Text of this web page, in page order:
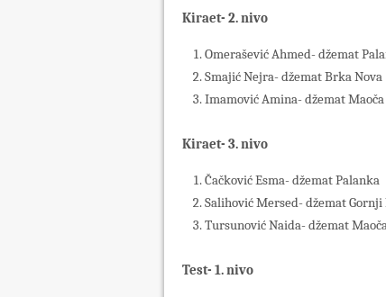
Kiraet- 2. nivo
Omerašević Ahmed- džemat
Smajić Nejra- džemat Brka Nova
Imamović Amina- džemat
Kiraet- 3. nivo
Čačković Esma- džemat Palanka
Salihović Mersed- džemat Gornji
Tursunović Naida- džemat
Test- 1. nivo